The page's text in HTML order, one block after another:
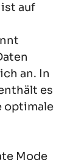
auf
an. In
es
optimale
Mode